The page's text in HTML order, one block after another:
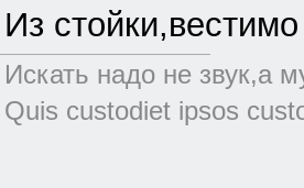
Из
Искать надо не звук,а
Quis custodiet ipsos